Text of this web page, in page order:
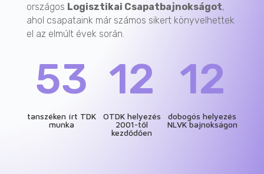
országos Logisztikai Csapatbajnokságot,
ahol csapataink már számos sikert könyvelhettek
el az elmúlt évek során.
53
tanszéken írt TDK
munka
12
OTDK helyezés
2001-től
kezdődően
12
dobogós helyezés
NLVK bajnokságon